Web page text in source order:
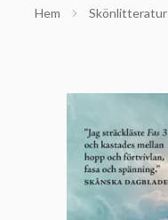
Hem Skönlitteratur